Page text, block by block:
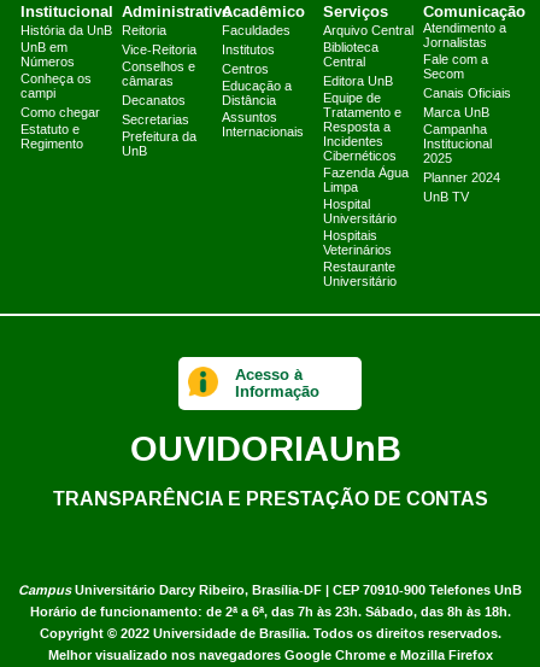
Institucional
História da UnB
UnB em
Números
Conheça os
campi
Como chegar
Estatuto e
Regimento
Administrativo
Reitoria
Vice-Reitoria
Conselhos e
câmaras
Decanatos
Secretarias
Prefeitura da
UnB
Acadêmico
Faculdades
Institutos
Centros
Educação a
Distância
Assuntos
Internacionais
Serviços
Arquivo Central
Biblioteca
Central
Editora UnB
Equipe de
Tratamento e
Resposta a
Incidentes
Cibernéticos
Fazenda Água
Limpa
Hospital
Universitário
Hospitais
Veterinários
Restaurante
Universitário
Comunicação
Atendimento a
Jornalistas
Fale com a
Secom
Canais Oficiais
Marca UnB
Campanha
Institucional
2025
Planner 2024
UnB TV
CampusUniversitário Darcy Ribeiro, Brasília-DF | CEP 70910-900 Telefones UnB
Horário de funcionamento: de 2ª a 6ª, das 7h às 23h. Sábado, das 8h às 18h.
Copyright © 2022 Universidade de Brasília. Todos os direitos reservados.
Melhor visualizado nos navegadores Google Chrome e Mozilla Firefox
Acesso à
Informação
OUVIDORIAUnB
TRANSPARÊNCIA E PRESTAÇÃO DE CONTAS